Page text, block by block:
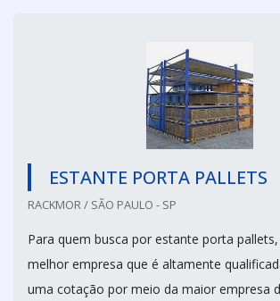
ESTANTE PORTA PALLETS
RACKMOR / SÃO PAULO - SP
Para quem busca por estante porta
melhor empresa que é altamente
uma cotação por meio da maior empresa